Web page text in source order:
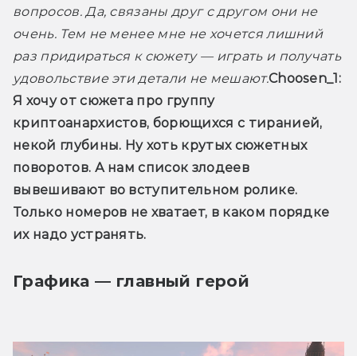
вопросов. Да, связаны друг с другом они не
очень. Тем не менее мне не хочется лишний
раз придираться к сюжету — играть и получать
удовольствие эти детали не мешают.Choosen_1:
Я хочу от сюжета про группу
криптоанархистов, борющихся с тиранией,
некой глубины. Ну хоть крутых сюжетных
поворотов. А нам список злодеев
вывешивают во вступительном ролике.
Только номеров не хватает, в каком порядке
их надо устранять.
Графика — главный герой